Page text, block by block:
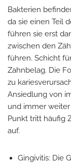
Bakterien
da sie einen Teil
führen sie erst
zwischen den
führen. Schicht
Zahnbelag. Die
zu
Ansiedlung von
und immer
Punkt tritt häufig
auf.
Gingivitis: Die